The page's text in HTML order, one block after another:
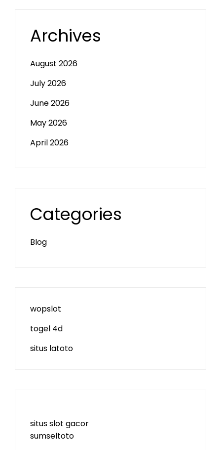
Archives
August 2026
July 2026
June 2026
May 2026
April 2026
Categories
Blog
wopslot
togel 4d
situs latoto
situs slot gacor
sumseltoto